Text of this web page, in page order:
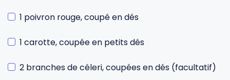
1 poivron rouge, coupé en dés
1 carotte, coupée en petits dés
2 branches de céleri, coupées en dés (facultatif)